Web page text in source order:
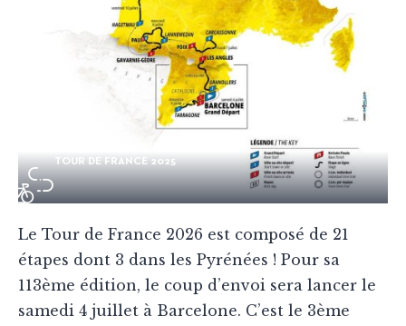
TOUR DE FRANCE 2025
Le Tour de France 2026 est composé de 21
étapes dont 3 dans les Pyrénées ! Pour sa
113ème édition, le coup d’envoi sera lancer le
samedi 4 juillet à Barcelone. C’est le 3ème